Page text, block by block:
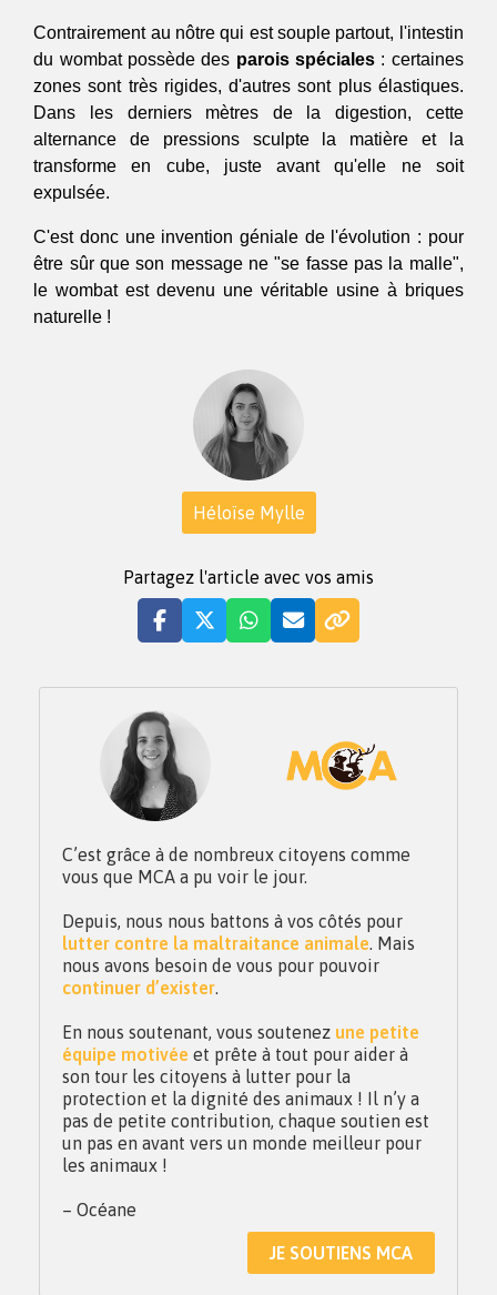
Contrairement au nôtre qui est souple partout, l'intestin
du wombat possède des parois spéciales : certaines
zones sont très rigides, d'autres sont plus élastiques.
Dans les derniers mètres de la digestion, cette
alternance de pressions sculpte la matière et la
transforme en cube, juste avant qu'elle ne soit
expulsée.
C'est donc une invention géniale de l'évolution : pour
être sûr que son message ne "se fasse pas la malle",
le wombat est devenu une véritable usine à briques
naturelle !
Héloïse Mylle
Partagez l'article avec vos amis
C’est grâce à de nombreux citoyens comme
vous que MCA a pu voir le jour.
Depuis, nous nous battons à vos côtés pour
lutter contre la maltraitance animale. Mais
nous avons besoin de vous pour pouvoir
continuer d’exister.
En nous soutenant, vous soutenez une petite
équipe motivée et prête à tout pour aider à
son tour les citoyens à lutter pour la
protection et la dignité des animaux ! Il n’y a
pas de petite contribution, chaque soutien est
un pas en avant vers un monde meilleur pour
les animaux !
– Océane
JE SOUTIENS MCA